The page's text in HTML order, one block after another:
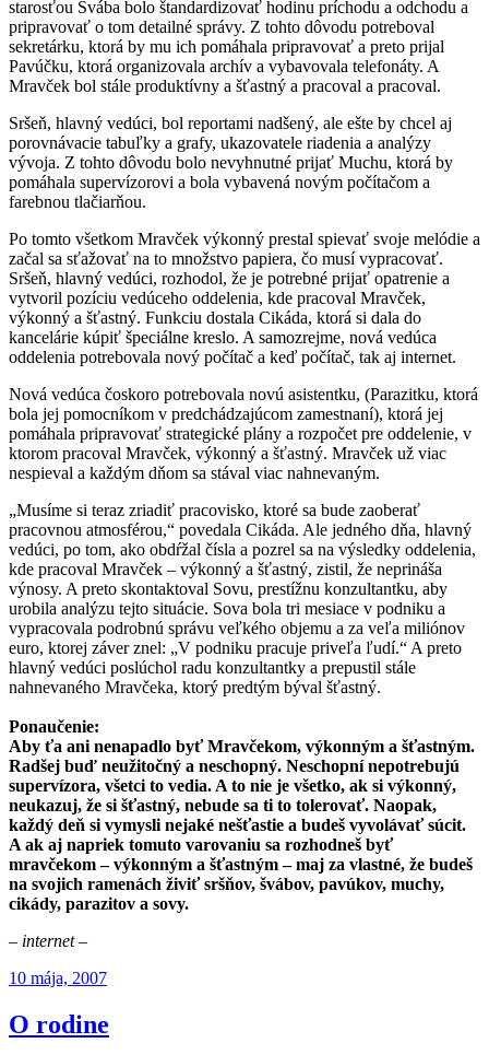
starosťou Švába bolo štandardizovať hodinu príchodu a odchodu a
pripravovať o tom detailné správy. Z tohto dôvodu potreboval
sekretárku, ktorá by mu ich pomáhala pripravovať a preto prijal
Pavúčku, ktorá organizovala archív a vybavovala telefonáty. A
Mravček bol stále produktívny a šťastný a pracoval a pracoval.
Sršeň, hlavný vedúci, bol reportami nadšený, ale ešte by chcel aj
porovnávacie tabuľky a grafy, ukazovatele riadenia a analýzy
vývoja. Z tohto dôvodu bolo nevyhnutné prijať Muchu, ktorá by
pomáhala supervízorovi a bola vybavená novým počítačom a
farebnou tlačiarňou.
Po tomto všetkom Mravček výkonný prestal spievať svoje melódie a
začal sa sťažovať na to množstvo papiera, čo musí vypracovať.
Sršeň, hlavný vedúci, rozhodol, že je potrebné prijať opatrenie a
vytvoril pozíciu vedúceho oddelenia, kde pracoval Mravček,
výkonný a šťastný. Funkciu dostala Cikáda, ktorá si dala do
kancelárie kúpiť špeciálne kreslo. A samozrejme, nová vedúca
oddelenia potrebovala nový počítač a keď počítač, tak aj internet.
Nová vedúca čoskoro potrebovala novú asistentku, (Parazitku, ktorá
bola jej pomocníkom v predchádzajúcom zamestnaní), ktorá jej
pomáhala pripravovať strategické plány a rozpočet pre oddelenie, v
ktorom pracoval Mravček, výkonný a šťastný. Mravček už viac
nespieval a každým dňom sa stával viac nahnevaným.
„Musíme si teraz zriadiť pracovisko, ktoré sa bude zaoberať
pracovnou atmosférou,“ povedala Cikáda. Ale jedného dňa, hlavný
vedúci, po tom, ako obdŕžal čísla a pozrel sa na výsledky oddelenia,
kde pracoval Mravček – výkonný a šťastný, zistil, že neprináša
výnosy. A preto skontaktoval Sovu, prestížnu konzultantku, aby
urobila analýzu tejto situácie. Sova bola tri mesiace v podniku a
vypracovala podrobnú správu veľkého objemu a za veľa miliónov
euro, ktorej záver znel: „V podniku pracuje priveľa ľudí.“ A preto
hlavný vedúci poslúchol radu konzultantky a prepustil stále
nahnevaného Mravčeka, ktorý predtým býval šťastný.
Ponaučenie:
Aby ťa ani nenapadlo byť Mravčekom, výkonným a šťastným.
Radšej buď neužitočný a neschopný. Neschopní nepotrebujú
supervízora, všetci to vedia. A to nie je všetko, ak si výkonný,
neukazuj, že si šťastný, nebude sa ti to tolerovať. Naopak,
každý deň si vymysli nejaké nešťastie a budeš vyvolávať súcit.
A ak aj napriek tomuto varovaniu sa rozhodneš byť
mravčekom – výkonným a šťastným – maj za vlastné, že budeš
na svojich ramenách živiť sršňov, švábov, pavúkov, muchy,
cikády, parazitov a sovy.
– internet –
Publikované
10 mája, 2007
O rodine